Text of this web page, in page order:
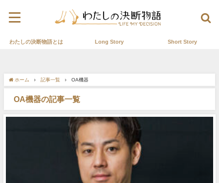
わたしの決断物語とは Long Story Short Story
ホーム 記事一覧 OA機器
OA機器の記事一覧